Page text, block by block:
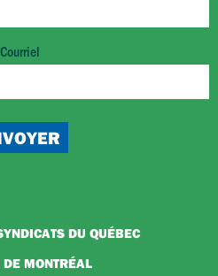
Courriel
DU QUÉBEC
MONTRÉAL